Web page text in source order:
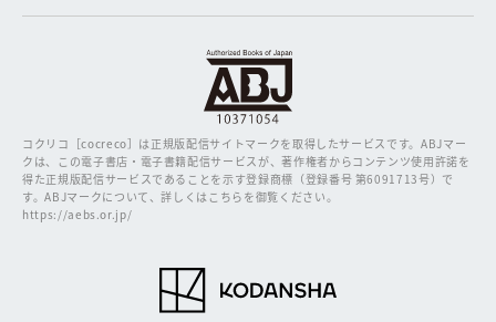
コクリコ［cocreco］は正規版配信サイトマークを取得したサービスです。ABJマー
クは、この電子書店・電子書籍配信サービスが、著作権者からコンテンツ使用許諾を
得た正規版配信サービスであることを示す登録商標（登録番号 第6091713号）で
す。ABJマークについて、詳しくはこちらを御覧ください。
https://aebs.or.jp/